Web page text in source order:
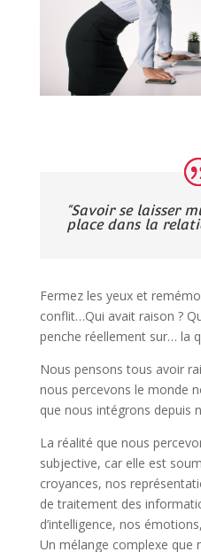
“Savoir se laisser
place dans la
Fermez les yeux et
conflit…Qui avait raison ?
penche réellement sur… la
Nous pensons tous avoir
nous percevons le monde
que nous intégrons depuis
La réalité que nous
subjective, car elle est
croyances, nos
de traitement des
d’intelligence, nos
Un mélange complexe que